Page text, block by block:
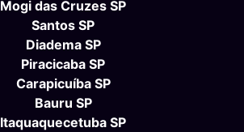
Mogi das Cruzes SP
Santos SP
Diadema SP
Piracicaba SP
Carapicuíba SP
Bauru SP
Itaquaquecetuba SP